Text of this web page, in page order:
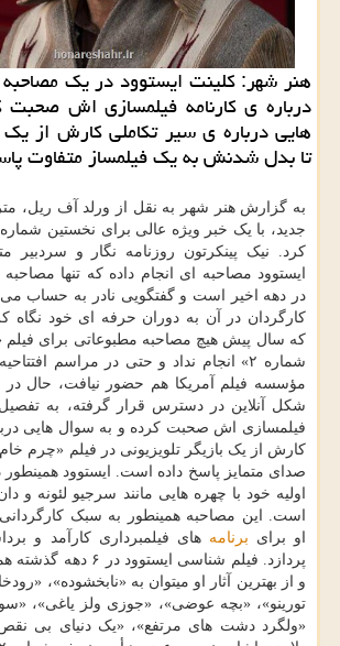
هنر شهر: کلینت ایستوود در یک
درباره ی کارنامه فیلمسازی اش
هایی درباره ی سیر تکاملی کارش از یک
تا بدل شدنش به یک فیلمساز متفاوت
به گزارش هنر شهر به نقل از ورلد آف ریل،
جدید، با یک خبر ویژه عالی برای نخستین
کرد. نیک پینکرتون روزنامه نگار و سردبیر
ایستوود مصاحبه ای انجام داده که تنها
در دهه اخیر است و گفتگویی نادر به حساب می
کارگردان در آن به دوران حرفه ای خود نگاه
که سال پیش هیچ مصاحبه مطبوعاتی برای
شماره ۲» انجام نداد و حتی در مراسم
مؤسسه فیلم آمریکا هم حضور نیافت، حال در
شکل آنلاین در دسترس قرار گرفته، به تفصیل
فیلمسازی اش صحبت کرده و به سوال هایی
کارش از یک بازیگر تلویزیونی در فیلم «چرم
صدای متمایز پاسخ داده است. ایستوود همینطور
اولیه خود با چهره هایی مانند سرجیو لئونه و
است. این مصاحبه همینطور به سبک
او برای برنامه های فیلمبرداری کارآمد و
پردازد. فیلم شناسی
و از بهترین آثار او میتوان به «نابخشوده»،
تورینو»، «بچه عوضی»، «جوزی ولز یاغی»،
«ولگرد دشت های مرتفع»، «یک دنیای بی